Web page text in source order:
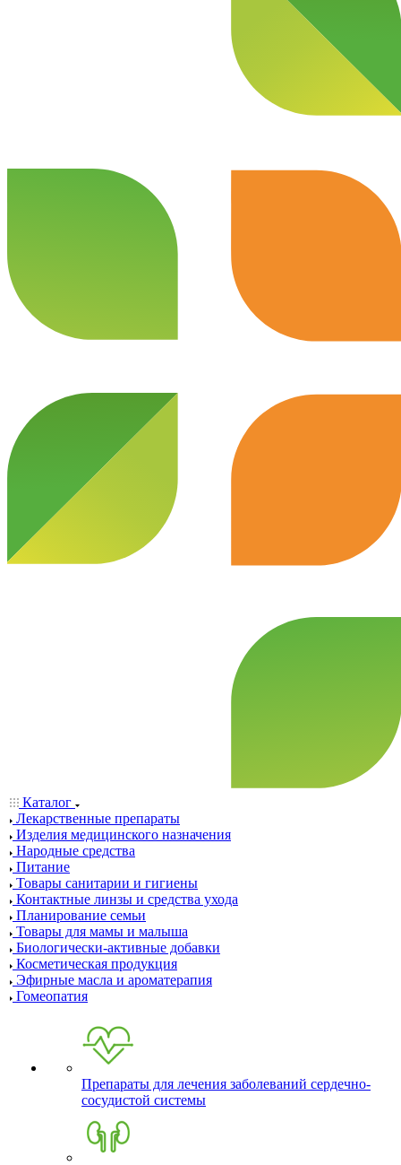
Каталог
Лекарственные препараты
Изделия медицинского назначения
Народные средства
Питание
Товары санитарии и гигиены
Контактные линзы и средства ухода
Планирование семьи
Товары для мамы и малыша
Биологически-активные добавки
Косметическая продукция
Эфирные масла и ароматерапия
Гомеопатия
Препараты для лечения заболеваний сердечно-
сосудистой системы